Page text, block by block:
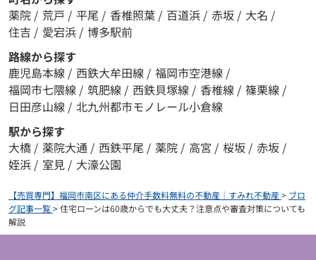
薬院 / 荒戸 / 平尾 / 香椎照葉 / 百道浜 / 赤坂 / 大名 /
住吉 / 愛宕浜 / 博多駅前
路線から探す
鹿児島本線 / 西鉄大牟田線 / 福岡市空港線 /
福岡市七隈線 / 筑肥線 / 西鉄貝塚線 / 香椎線 / 篠栗線 /
日田彦山線 / 北九州都市モノレール小倉線
駅から探す
大橋 / 薬院大通 / 西鉄平尾 / 薬院 / 高宮 / 桜坂 / 赤坂 /
姪浜 / 室見 / 大濠公園
【売買専門】福岡市南区にある仲介手数料無料の不動産｜すみれ不動産> ブロ
グ記事一覧>住宅ローンは60歳からでも大丈夫？注意点や審査対策についても
解説